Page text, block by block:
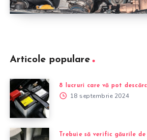
Articole populare
8 lucruri care vă pot
18 septembrie 2024
Trebuie să verific găurile